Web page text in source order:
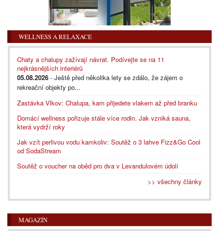
WELLNESS A RELAXACE
Chaty a chalupy zažívají návrat. Podívejte se na 11
nejkrásnějších interiérů
05.08.2026 - Ještě před několika lety se zdálo, že zájem o
rekreační objekty po...
Zastávka Vlkov: Chalupa, kam přijedete vlakem až před branku
Domácí wellness pořizuje stále více rodin. Jak vzniká sauna,
která vydrží roky
Jak vzít perlivou vodu kamkoliv: Soutěž o 3 lahve Fizz&Go Cool
od SodaStream
Soutěž o voucher na oběd pro dva v Levandulovém údolí
>> všechny články
MAGAZÍN